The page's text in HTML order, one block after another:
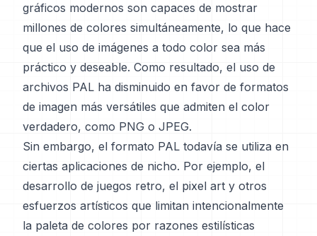
gráficos modernos son capaces de mostrar
millones de colores simultáneamente, lo que hace
que el uso de imágenes a todo color sea más
práctico y deseable. Como resultado, el uso de
archivos PAL ha disminuido en favor de formatos
de imagen más versátiles que admiten el color
verdadero, como PNG o JPEG.
Sin embargo, el formato PAL todavía se utiliza en
ciertas aplicaciones de nicho. Por ejemplo, el
desarrollo de juegos retro, el pixel art y otros
esfuerzos artísticos que limitan intencionalmente
la paleta de colores por razones estilísticas